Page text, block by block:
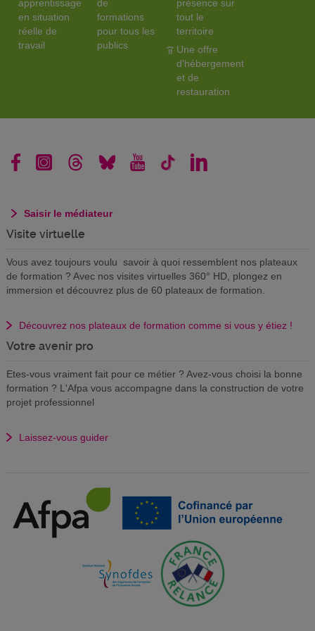
apprentissage
en situation
réelle de
travail
de
formations
pour tous les
publics
présence sur
tout le
territoire
Une offre
d'hébergement
et de
restauration
Saisir le médiateur
Visite virtuelle
Vous avez toujours voulu savoir à quoi ressemblent nos plateaux
de formation ? Avec nos visites virtuelles 360° HD, plongez en
immersion et découvrez plus de 60 plateaux de formation.
Découvrez nos plateaux de formation comme si vous y étiez !
Votre avenir pro
Etes-vous vraiment fait pour ce métier ? Avez-vous choisi la bonne
formation ? L'Afpa vous accompagne dans la construction de votre
projet professionnel
Laissez-vous guider